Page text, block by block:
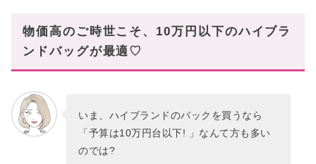
【モードなルックスの】おすすめハイブランドバ
ッグはこれ!
ッグはこれ!
10万円台以下の、おすすめハイブランドバッグ
【タイムレスな】おすすめハイブランドバッグは
物価高のご時世こそ、10万円以下のハイブラ
ンドバッグが最適♡
いま、ハイブランドのバックを買うなら
「予算は10万円台以下! 」なんて方も多い
のでは?